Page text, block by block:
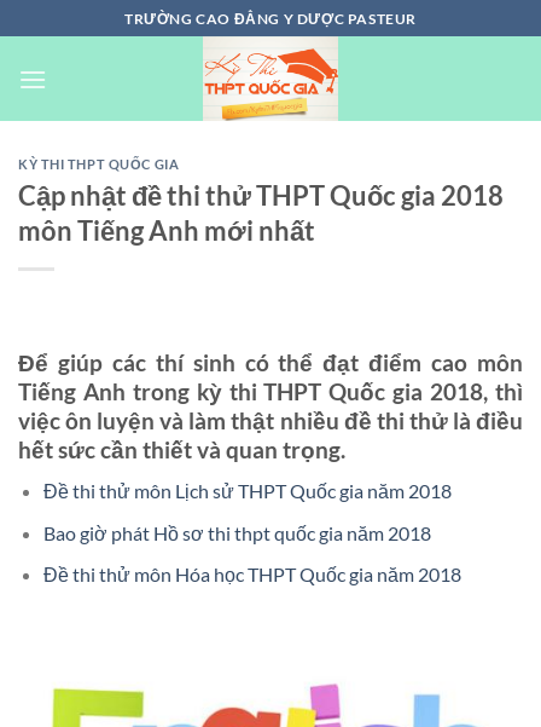
đến
nội
TRƯỜNG CAO ĐẲNG Y DƯỢC PASTEUR
KỲ THI THPT QUỐC GIA
Cập nhật đề thi thử THPT Quốc gia 2018
môn Tiếng Anh mới nhất
Để giúp các thí sinh có thể đạt điểm cao môn
Tiếng Anh trong kỳ thi THPT Quốc gia 2018, thì
việc ôn luyện và làm thật nhiều đề thi thử là điều
hết sức cần thiết và quan trọng.
Đề thi thử môn Lịch sử THPT Quốc gia năm 2018
Bao giờ phát Hồ sơ thi thpt quốc gia năm 2018
Đề thi thử môn Hóa học THPT Quốc gia năm 2018